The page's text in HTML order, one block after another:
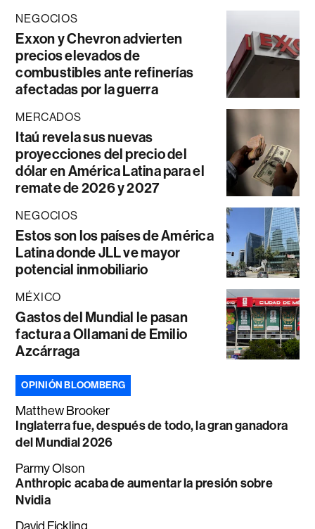
NEGOCIOS
Exxon y Chevron advierten
precios elevados de
combustibles ante refinerías
afectadas por la guerra
MERCADOS
Itaú revela sus nuevas
proyecciones del precio del
dólar en América Latina para el
remate de 2026 y 2027
NEGOCIOS
Estos son los países de América
Latina donde JLL ve mayor
potencial inmobiliario
MÉXICO
Gastos del Mundial le pasan
factura a Ollamani de Emilio
Azcárraga
OPINIÓN BLOOMBERG
Matthew Brooker
Inglaterra fue, después de todo, la gran ganadora
del Mundial 2026
Parmy Olson
Anthropic acaba de aumentar la presión sobre
Nvidia
David Fickling